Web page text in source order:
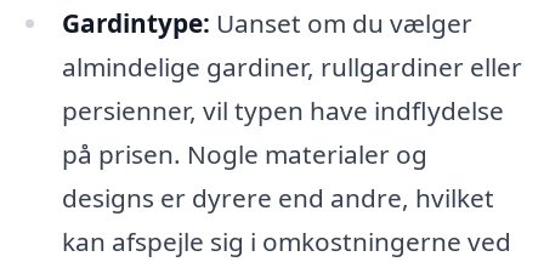
Gardintype: Uanset om du vælger
almindelige gardiner, rullgardiner eller
persienner, vil typen have indflydelse
på prisen. Nogle materialer og
designs er dyrere end andre, hvilket
kan afspejle sig i omkostningerne ved